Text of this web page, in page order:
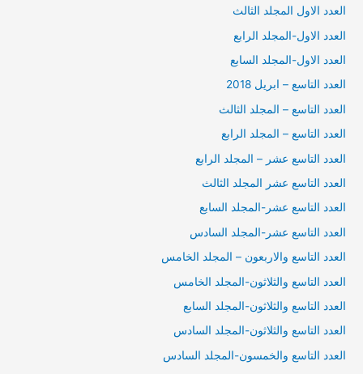
العدد الاول المجلد الثالث
العدد الاول-المجلد الرابع
العدد الاول-المجلد السابع
العدد التاسع – ابريل 2018
العدد التاسع – المجلد الثالث
العدد التاسع – المجلد الرابع
العدد التاسع عشر – المجلد الرابع
العدد التاسع عشر المجلد الثالث
العدد التاسع عشر-المجلد السابع
العدد التاسع عشر-المجلد السادس
العدد التاسع والاربعون – المجلد الخامس
العدد التاسع والثلاثون-المجلد الخامس
العدد التاسع والثلاثون-المجلد السابع
العدد التاسع والثلاثون-المجلد السادس
العدد التاسع والخمسون-المجلد السادس